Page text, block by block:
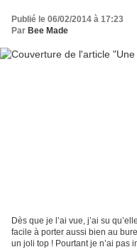
Publié le 06/02/2014 à 17:23
Par Bee Made
Dès que je l’ai vue, j’ai su
facile à porter aussi bien au
un joli top ! Pourtant je n’ai pas